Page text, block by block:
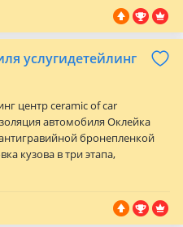
Анти-гравийная пленка
Химчистка с разбором и
Парогенератора
итд Предпродажная
дверных карт Покраск…
услугидетейлинг
центр ceramic of car
автомобиля Оклейка
бронепленкой
кузова в три этапа,
Химчистка автомобиля с
Реставрация перетяжка
панели сидений Пошив